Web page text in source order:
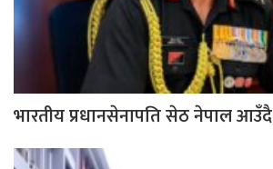
भारतीय प्रधानसेनापति सेठ नेपाल आउँदै